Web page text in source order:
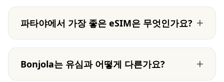
파타야에서 가장 좋은 eSIM은 무엇인가요? +
Bonjola는 유심과 어떻게 다른가요? +